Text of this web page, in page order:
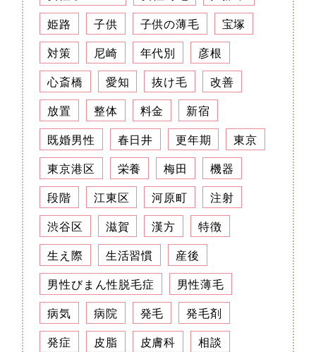
姫路
子供 子供の薄毛
宝塚
対策
尼崎 年代別
彦根
心斎橋
愛知 抜け毛
改善
放置
整体 料金
新宿
既婚男性
春日井 更年期
東京
東京港区
栄養 梅田
機器
段階
江東区 河原町
注射
渋谷区
滋賀 漢方
特徴
生え際
生活習慣
産後
男性びまん性脱毛症
男性薄毛
病気
病院 発毛
発毛剤
発症
皮脂 皮膚科
相談